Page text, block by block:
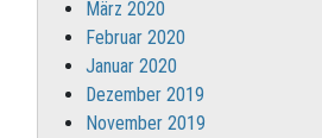
März 2020
Februar 2020
Januar 2020
Dezember 2019
November 2019